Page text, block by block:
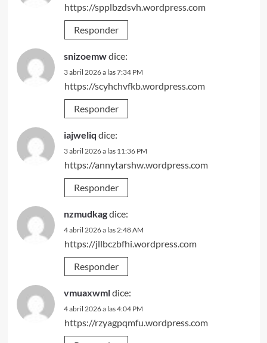
https://spplbzdsvh.wordpress.com
Responder
snizoemwdice:
3 abril 2026 a las 7:34 PM
https://scyhchvfkb.wordpress.com
Responder
iajweliq dice:
3 abril 2026 a las 11:36 PM
https://annytarshw.wordpress.com
Responder
nzmudkagdice:
4 abril 2026 a las 2:48 AM
https://jllbczbfhi.wordpress.com
Responder
vmuaxwmldice:
4 abril 2026 a las 4:04 PM
https://rzyagpqmfu.wordpress.com